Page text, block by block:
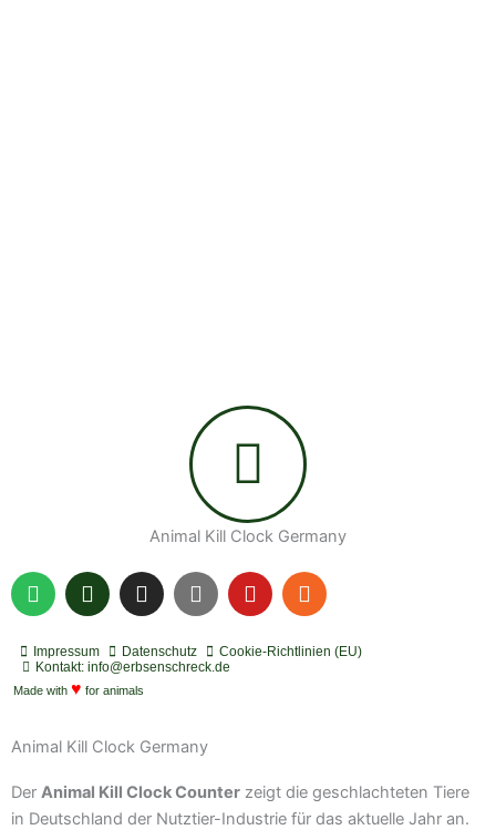
Animal Kill Clock Germany
S
p
t
i
f
P
o
c
a
s
I
n
t
a
g
a
m
Y
o
t
u
Y
o
t
R
s
Impressum Datenschutz
Cookie-Richtlinien (EU)
Kontakt: info@erbsenschreck.de
Made with ♥ for animals
Animal Kill Clock Germany
Der Animal Kill Clock Counter zeigt die geschlachteten Tiere
in Deutschland der Nutztier-Industrie für das aktuelle Jahr an.